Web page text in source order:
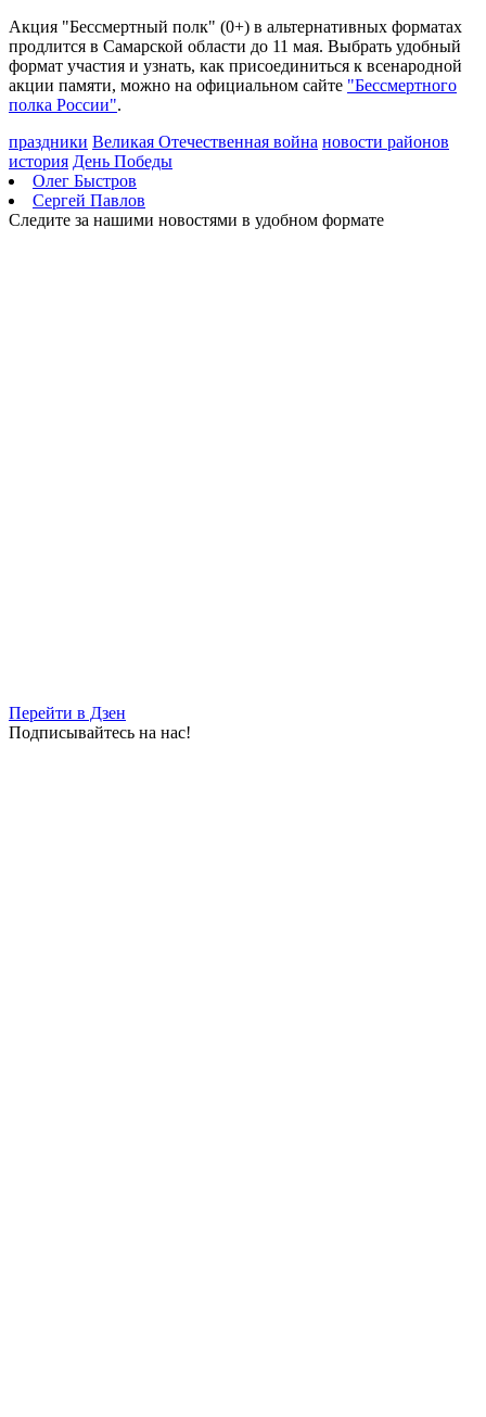
Акция "Бессмертный полк" (0+) в альтернативных форматах
продлится в Самарской области до 11 мая. Выбрать удобный
формат участия и узнать, как присоединиться к всенародной
акции памяти, можно на официальном сайте "Бессмертного
полка России".
праздники Великая Отечественная война новости районов
история День Победы
Олег Быстров
Сергей Павлов
Следите за нашими новостями в удобном формате
Перейти в Дзен
Подписывайтесь на нас!